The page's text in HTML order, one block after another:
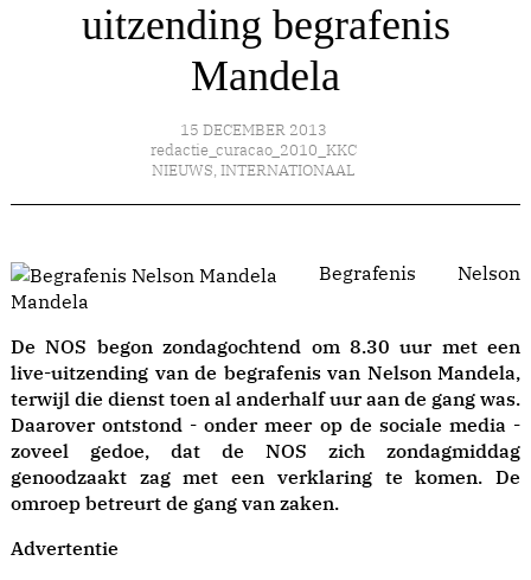
uitzending begrafenis
Mandela
15 DECEMBER 2013
redactie_curacao_2010_KKC
NIEUWS, INTERNATIONAAL
Begrafenis Nelson
Mandela
De NOS begon zondagochtend om 8.30 uur met een
live-uitzending van de begrafenis van Nelson Mandela,
terwijl die dienst toen al anderhalf uur aan de gang was.
Daarover ontstond - onder meer op de sociale media -
zoveel gedoe, dat de NOS zich zondagmiddag
genoodzaakt zag met een verklaring te komen. De
omroep betreurt de gang van zaken.
Advertentie